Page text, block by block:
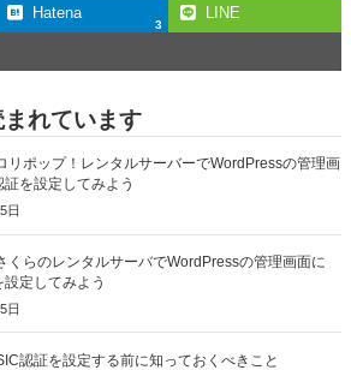
Hatena
3
LINE
れています
リポップ！レンタルサーバーでWordPressの管理画
を設定してみよう
日
くらのレンタルサーバでWordPressの管理画面に
設定してみよう
日
認証を設定する前に知っておくべきこと